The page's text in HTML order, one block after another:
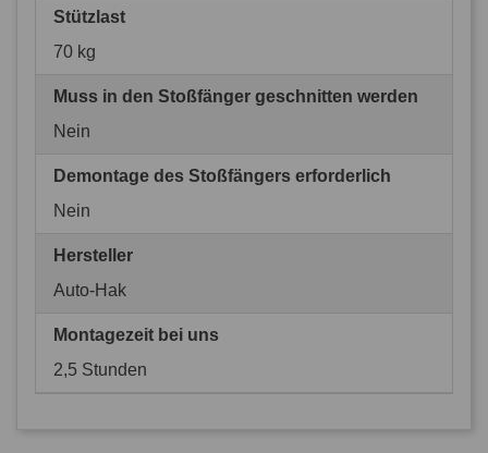
Stützlast
70 kg
Muss in den Stoßfänger geschnitten werden
Nein
Demontage des Stoßfängers erforderlich
Nein
Hersteller
Auto-Hak
Montagezeit bei uns
2,5 Stunden